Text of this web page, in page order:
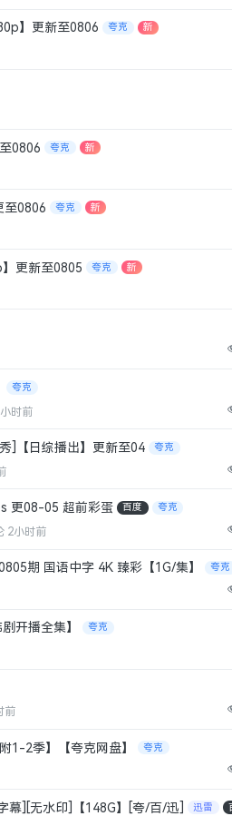
】更新至0806 夸克 新
0806 夸克 新
至0806 夸克 新
更新至0805 夸克 新
夸克
时前
]【日综播出】更新至04 夸克
更08-05 超前彩蛋 百度 夸克
2小时前
期 国语中字 4K 臻彩【1G/集】 夸克
开播全集】 夸克
前
1-2季】【夸克网盘】 夸克
幕][无水印]【148G】[夸/百/迅] 迅雷